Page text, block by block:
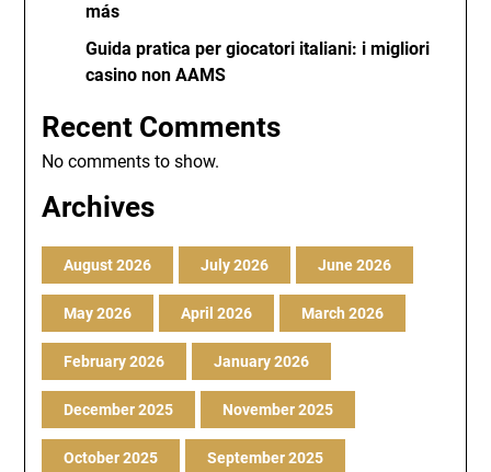
más
Guida pratica per giocatori italiani: i migliori
casino non AAMS
Recent Comments
No comments to show.
Archives
August 2026 July 2026 June 2026
May 2026 April 2026 March 2026
February 2026 January 2026
December 2025 November 2025
October 2025 September 2025